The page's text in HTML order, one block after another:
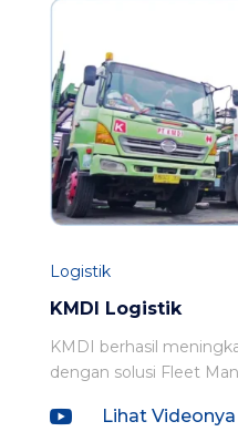
KMDI Logistik
Logistik
KMDI berhasil
dengan solusi Fleet
 Lihat Videonya